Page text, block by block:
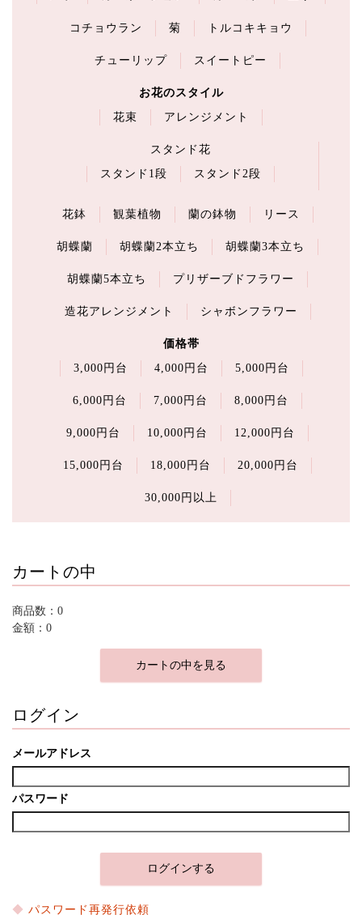
コチョウラン 菊 トルコキキョウ
チューリップ スイートピー
お花のスタイル
花束
アレンジメント
スタンド花
スタンド1段
スタンド2段
花鉢 観葉植物 蘭の鉢物 リース
胡蝶蘭 胡蝶蘭2本立ち 胡蝶蘭3本立ち
胡蝶蘭5本立ち プリザーブドフラワー
造花アレンジメント シャボンフラワー
価格帯
3,000円台
4,000円台 5,000円台
6,000円台 7,000円台 8,000円台
9,000円台 10,000円台 12,000円台
15,000円台 18,000円台 20,000円台
30,000円以上
カートの中
商品数：0
金額：0
カートの中を見る
ログイン
メールアドレス
パスワード
パスワード再発行依頼